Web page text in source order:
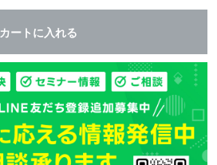
カートに入れる